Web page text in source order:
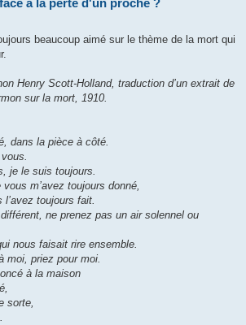
à la perte d'un proche ?
beaucoup aimé sur le thème de la mort qui
Henry Scott-Holland, traduction d’un extrait de
sur la mort, 1910.
dans la pièce à côté.
je le suis toujours.
m’avez toujours donné,
toujours fait.
ne prenez pas un air solennel ou
nous faisait rire ensemble.
moi, priez pour moi.
à la maison
sorte,